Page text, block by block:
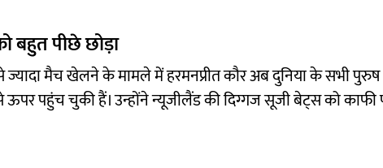
बहुत पीछे छोड़ा
मैच खेलने के मामले में हरमनप्रीत कौर अब दुनिया के सभी
ऊपर पहुंच चुकी हैं। उन्होंने न्यूजीलैंड की दिग्गज सूजी बेट्स को काफी